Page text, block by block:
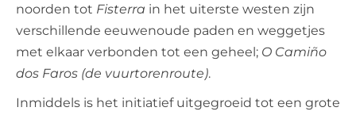
noorden tot Fisterra in het uiterste westen zijn
verschillende eeuwenoude paden en weggetjes
met elkaar verbonden tot een geheel; O Camiño
dos Faros (de vuurtorenroute).
Inmiddels is het initiatief uitgegroeid tot een grote